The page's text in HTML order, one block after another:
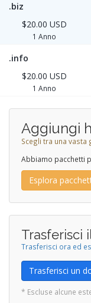
.biz
$20.00 USD
1 Anno
.info
$20.00 USD
1 Anno
Aggiungi
Scegli tra una
Abbiamo pacchetti
Esplora
Trasferisci
Trasferisci ora ed
Trasferisci un
* Escluse alcune